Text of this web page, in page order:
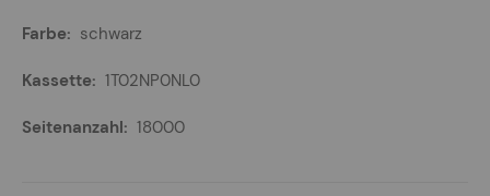
schwarz
1T02NP0NL0
18000